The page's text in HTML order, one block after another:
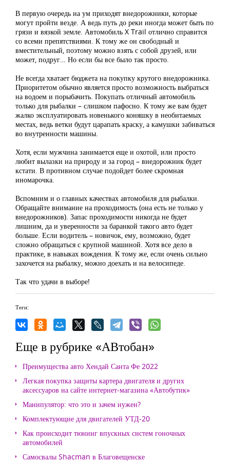
В первую очередь на ум приходят внедорожники, которые
могут пройти везде. А ведь путь до реки иногда может быть по
грязи и вязкой земле. Автомобиль X Trail отлично справится
со всеми препятствиями. К тому же он свободный и
вместительный, поэтому можно взять с собой друзей, или
может, подруг… Но если бы все было так просто.
Не всегда хватает бюджета на покупку крутого внедорожника.
Приоритетом обычно является просто возможность выбраться
на водоем и порыбачить. Покупать отличный автомобиль
только для рыбалки – слишком пафосно. К тому же вам будет
жалко эксплуатировать новенького коняшку в необитаемых
местах, ведь ветки будут царапать краску, а камушки забиваться
во внутренности машины.
Хотя, если мужчина занимается еще и охотой, или просто
любит вылазки на природу и за город – внедорожник будет
кстати. В противном случае подойдет более скромная
иномарочка.
Вспомним и о главных качествах автомобиля для рыбалки.
Обращайте внимание на проходимость (она есть не только у
внедорожников). Запас проходимости никогда не будет
лишним, да и уверенности за баранкой такого авто будет
больше. Если водитель – новичок, ему, возможно, будет
сложно обращаться с крупной машиной. Хотя все дело в
практике, в навыках вождения. К тому же, если очень сильно
захочется на рыбалку, можно доехать и на велосипеде.
Так что удачи в выборе!
Теги:
Еще в рубрике «АВтобан»
Преимущества авто Хендай Санта Фе 2022
Легкая покупка защиты картера двигателя и других
аксессуаров на сайте интернет-магазина «Автобутик»
Манипулятор: что это и зачем нужен?
Комплектующие для двигателей УТД-20
Как происходит тюнинг впускных систем гоночных
автомобилей
Самосвалы Shacman в Благовещенске